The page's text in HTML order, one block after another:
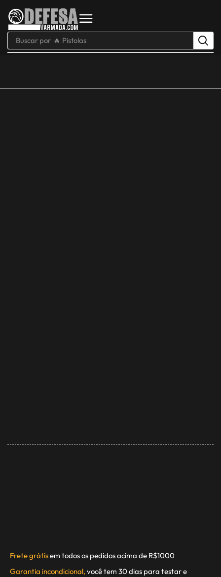
Buscar por 🔥 Pistolas
Frete grátisem todos os pedidos acima de R$1000
Garantia incondicional, você tem 30 dias para testar e